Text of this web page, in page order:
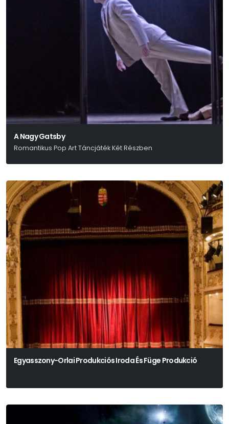
A Nagy Gatsby
Romantikus Pop Art Táncjáték Két Részben
Egyasszony-Orlai Produkciós Iroda És Füge Produkció